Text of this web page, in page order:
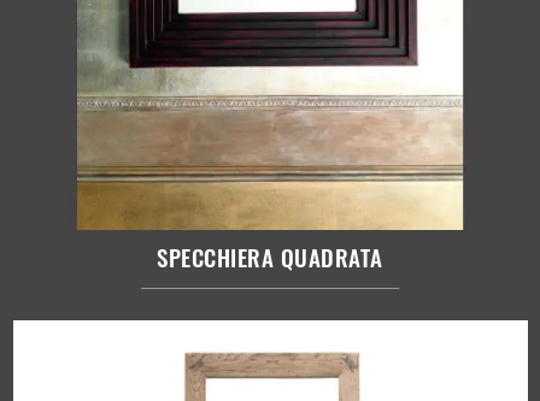
SPECCHIERA QUADRATA